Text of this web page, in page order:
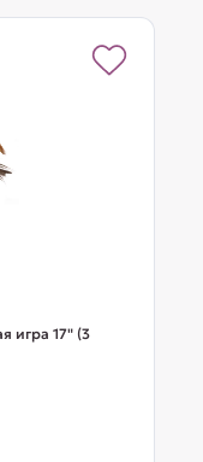
игра 17" (3